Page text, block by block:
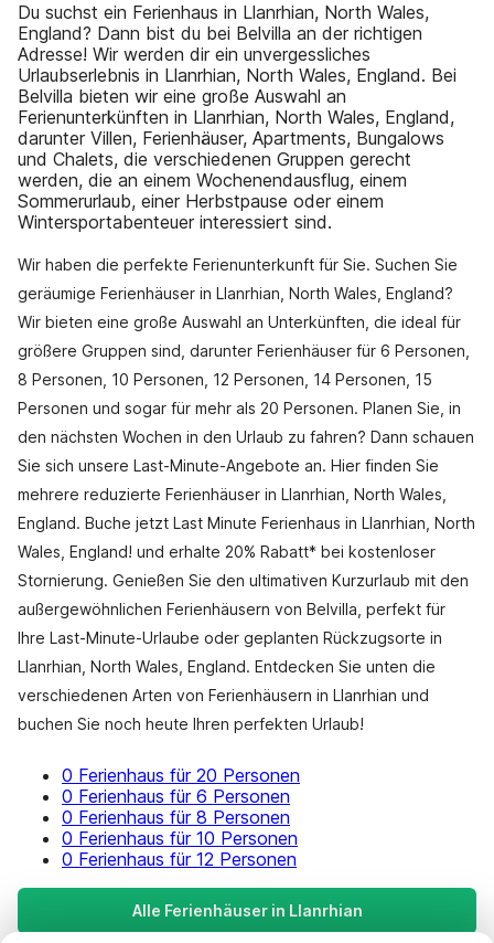
Du suchst ein Ferienhaus in Llanrhian, North Wales,
England? Dann bist du bei Belvilla an der richtigen
Adresse! Wir werden dir ein unvergessliches
Urlaubserlebnis in Llanrhian, North Wales, England. Bei
Belvilla bieten wir eine große Auswahl an
Ferienunterkünften in Llanrhian, North Wales, England,
darunter Villen, Ferienhäuser, Apartments, Bungalows
und Chalets, die verschiedenen Gruppen gerecht
werden, die an einem Wochenendausflug, einem
Sommerurlaub, einer Herbstpause oder einem
Wintersportabenteuer interessiert sind.
Wir haben die perfekte Ferienunterkunft für Sie. Suchen Sie
geräumige Ferienhäuser in Llanrhian, North Wales, England?
Wir bieten eine große Auswahl an Unterkünften, die ideal für
größere Gruppen sind, darunter Ferienhäuser für 6 Personen,
8 Personen, 10 Personen, 12 Personen, 14 Personen, 15
Personen und sogar für mehr als 20 Personen. Planen Sie, in
den nächsten Wochen in den Urlaub zu fahren? Dann schauen
Sie sich unsere Last-Minute-Angebote an. Hier finden Sie
mehrere reduzierte Ferienhäuser in Llanrhian, North Wales,
England. Buche jetzt Last Minute Ferienhaus in Llanrhian, North
Wales, England! und erhalte 20% Rabatt* bei kostenloser
Stornierung. Genießen Sie den ultimativen Kurzurlaub mit den
außergewöhnlichen Ferienhäusern von Belvilla, perfekt für
Ihre Last-Minute-Urlaube oder geplanten Rückzugsorte in
Llanrhian, North Wales, England. Entdecken Sie unten die
verschiedenen Arten von Ferienhäusern in Llanrhian und
buchen Sie noch heute Ihren perfekten Urlaub!
0 Ferienhaus für 20 Personen
0 Ferienhaus für 6 Personen
0 Ferienhaus für 8 Personen
0 Ferienhaus für 10 Personen
0 Ferienhaus für 12 Personen
Alle Ferienhäuser in Llanrhian